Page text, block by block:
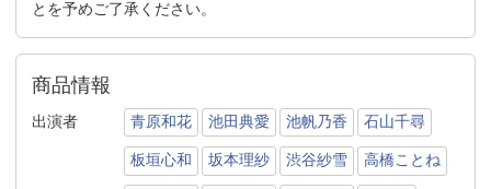
とを予めご了承ください。
商品情報
出演者 青原和花 池田典愛 池帆乃香 石山千尋
板垣心和 坂本理紗 渋谷紗雪 高橋ことね